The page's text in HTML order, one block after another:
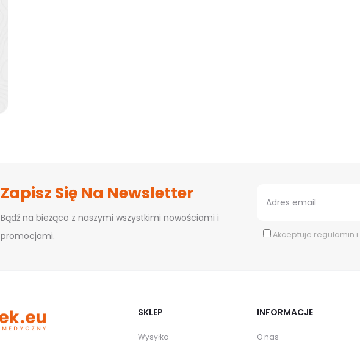
Zapisz Się Na Newsletter
Bądź na bieżąco z naszymi wszystkimi nowościami i
promocjami.
Akceptuje regulamin i
SKLEP
Wysyłka
INFORMACJE
O nas